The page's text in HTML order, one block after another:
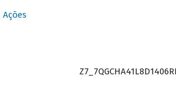
Ações